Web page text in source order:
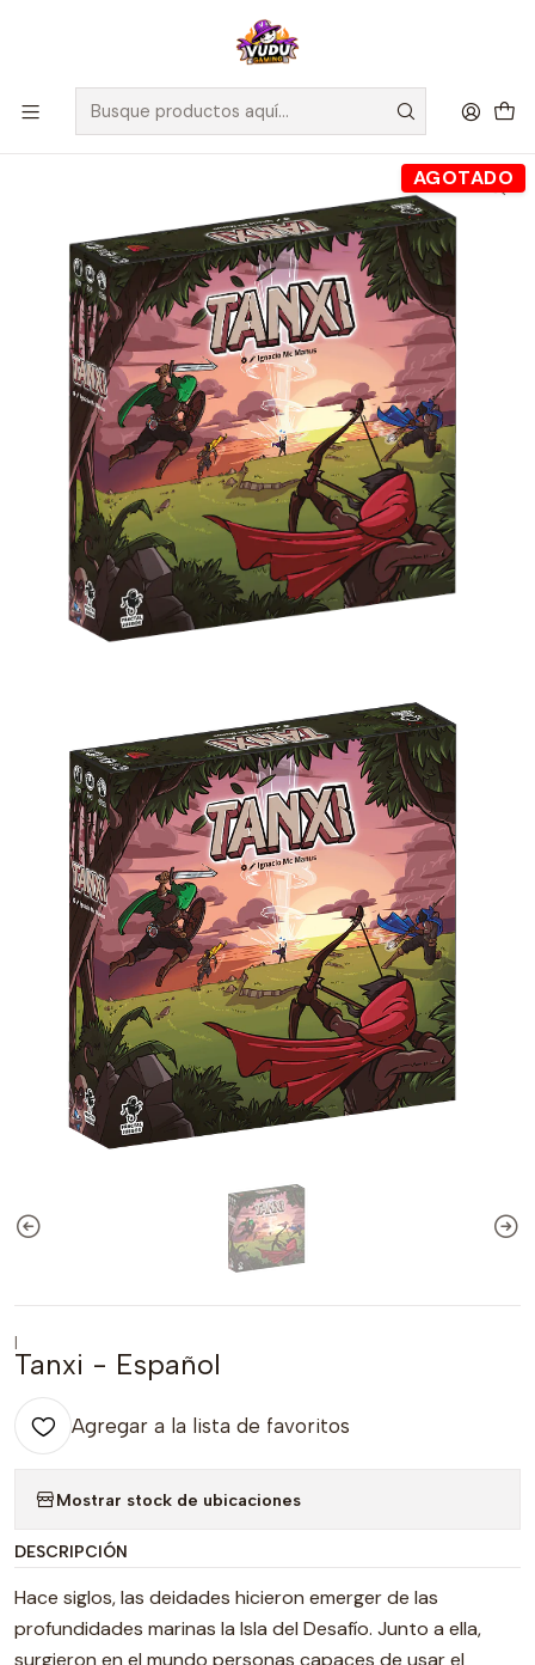
🚀 ¡Despachamos a todo Chile! Envío GRATIS a Regiones sobre
$100.000 y a RM sobre $35.000
Juegos de Mesa Editorial Fractal Tanxi - Español
AGOTADO
|
Tanxi - Español
Agregar a la lista de favoritos
Mostrar stock de ubicaciones
DESCRIPCIÓN
Hace siglos, las deidades hicieron emerger de las
profundidades marinas la Isla del Desafío. Junto a ella,
surgieron en el mundo personas capaces de usar el